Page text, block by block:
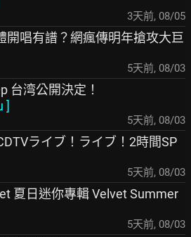
3天前, 08/05
開唱有譜？網瘋傳明年搶攻大巨
5天前, 08/03
台湾公開決定！
]
5天前, 08/03
ライブ！ライブ！2時間SP
5天前, 08/03
夏日迷你專輯 Velvet Summer
5天前, 08/03